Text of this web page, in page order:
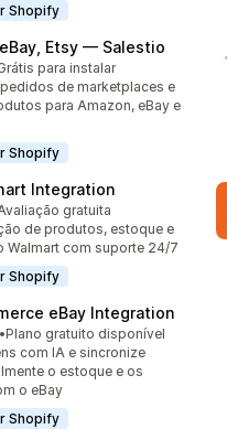
Shopify
Etsy — Salestio
ao todo
para instalar
de marketplaces e
para Amazon, eBay e
Shopify
Integration
ao todogratuita
de produtos, estoque e
Walmart com suporte 24/7
Shopify
eBay Integration
ao todo
•Plano gratuito disponível
com IA e sincronize
o estoque e os
o eBay
Shopify